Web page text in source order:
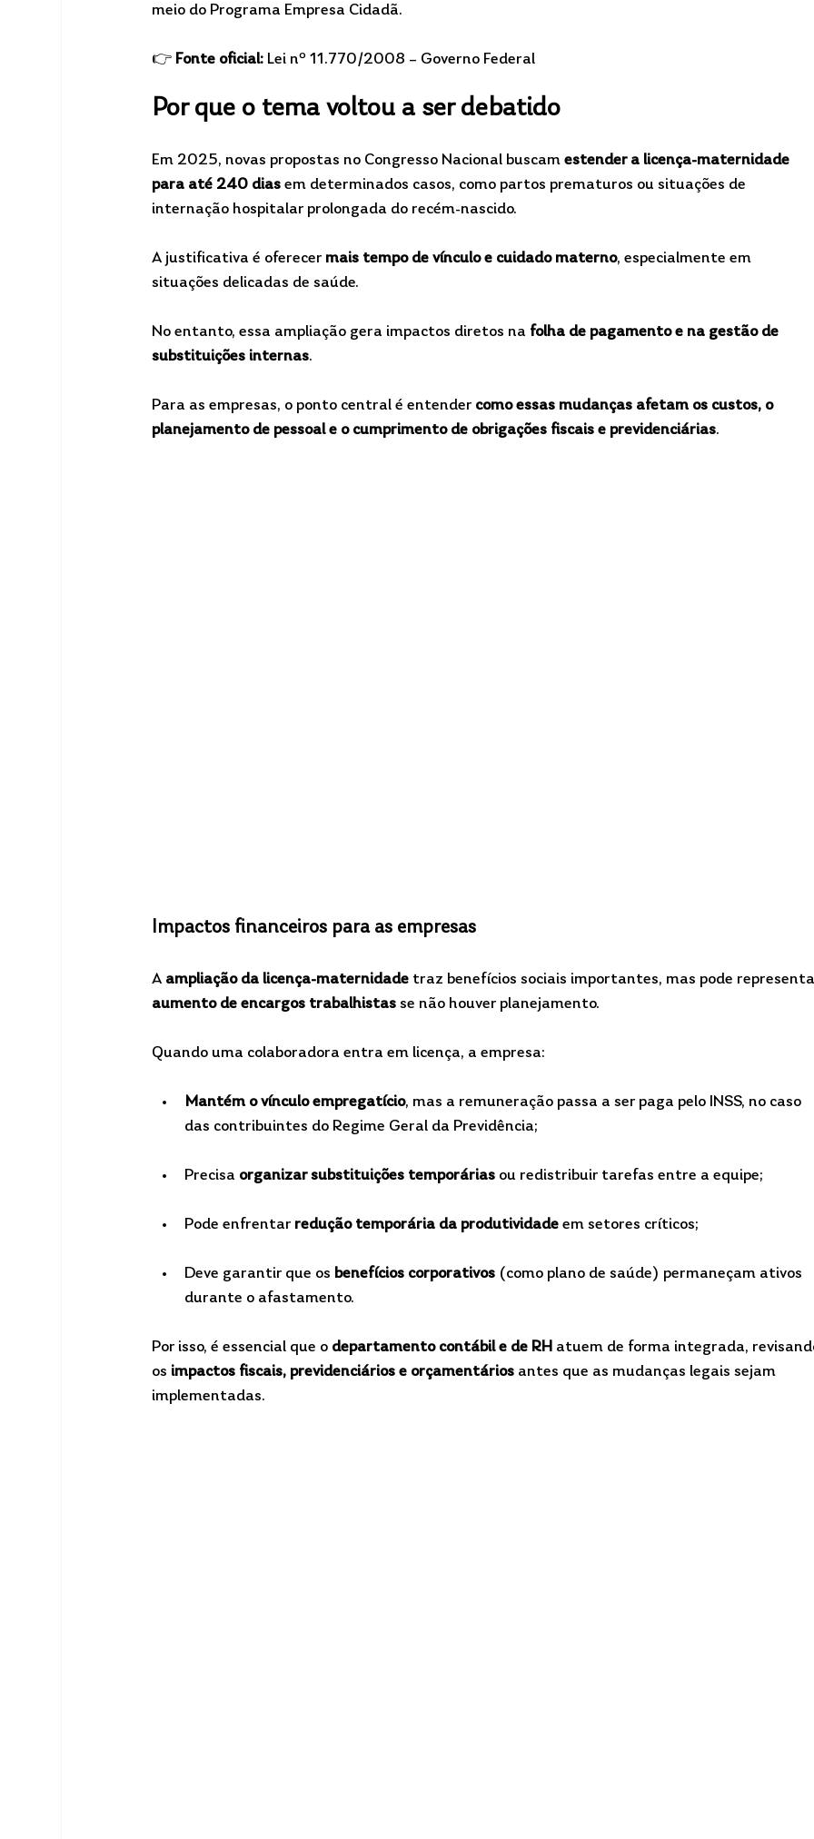
meio do Programa Empresa Cidadã.
👉 Fonte oficial: Lei nº 11.770/2008 – Governo Federal
Por que o tema voltou a ser debatido
Em 2025, novas propostas no Congresso Nacional buscam estender a licença-maternidade
para até 240 dias em determinados casos, como partos prematuros ou situações de
internação hospitalar prolongada do recém-nascido.
A justificativa é oferecer mais tempo de vínculo e cuidado materno, especialmente em
situações delicadas de saúde.
No entanto, essa ampliação gera impactos diretos na folha de pagamento e na gestão de
substituições internas.
Para as empresas, o ponto central é entender como essas mudanças afetam os custos, o
planejamento de pessoal e o cumprimento de obrigações fiscais e previdenciárias.
Impactos financeiros para as empresas
A ampliação da licença-maternidade traz benefícios sociais importantes, mas pode
aumento de encargos trabalhistas se não houver planejamento.
Quando uma colaboradora entra em licença, a empresa:
Mantém o vínculo empregatício, mas a remuneração passa a ser paga pelo INSS, no caso
das contribuintes do Regime Geral da Previdência;
Precisa organizar substituições temporárias ou redistribuir tarefas entre a equipe;
Pode enfrentar redução temporária da produtividade em setores críticos;
Deve garantir que os benefícios corporativos (como plano de saúde) permaneçam ativos
durante o afastamento.
Por isso, é essencial que o departamento contábil e de RH atuem de forma integrada,
os impactos fiscais, previdenciários e orçamentários antes que as mudanças legais sejam
implementadas.